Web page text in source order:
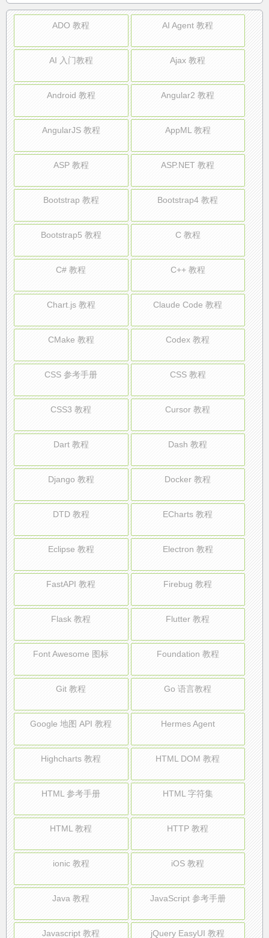
ADO 教程 AI Agent 教程
AI 入门教程 Ajax 教程
Android 教程 Angular2 教程
AngularJS 教程 AppML 教程
ASP 教程 ASP.NET 教程
Bootstrap 教程 Bootstrap4 教程
Bootstrap5 教程 C 教程
C# 教程 C++ 教程
Chart.js 教程 Claude Code 教程
CMake 教程 Codex 教程
CSS 参考手册 CSS 教程
CSS3 教程 Cursor 教程
Dart 教程 Dash 教程
Django 教程 Docker 教程
DTD 教程 ECharts 教程
Eclipse 教程 Electron 教程
FastAPI 教程 Firebug 教程
Flask 教程 Flutter 教程
Font Awesome 图标 Foundation 教程
Git 教程 Go 语言教程
Google 地图 API 教程 Hermes Agent
Highcharts 教程 HTML DOM 教程
HTML 参考手册 HTML 字符集
HTML 教程 HTTP 教程
ionic 教程 iOS 教程
Java 教程 JavaScript 参考手册
Javascript 教程 jQuery EasyUI 教程